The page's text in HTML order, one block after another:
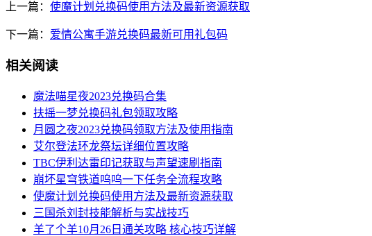
上一篇： 使魔计划兑换码使用方法及最新资源获取
下一篇： 爱情公寓手游兑换码最新可用礼包码
相关阅读
魔法喵星夜2023兑换码合集
扶摇一梦兑换码礼包领取攻略
月圆之夜2023兑换码领取方法及使用指南
艾尔登法环龙祭坛详细位置攻略
TBC伊利达雷印记获取与声望速刷指南
崩坏星穹铁道呜呜一下任务全流程攻略
使魔计划兑换码使用方法及最新资源获取
三国杀刘封技能解析与实战技巧
羊了个羊10月26日通关攻略 核心技巧详解